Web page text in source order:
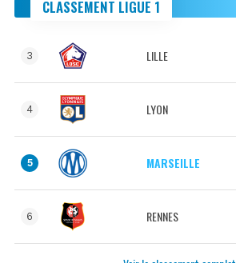
CLASSEMENT LIGUE 1
3 LILLE
4 LYON
5 MARSEILLE
6 RENNES